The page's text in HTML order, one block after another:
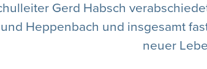
Gerd Habsch
Heppenbach und insgesamt
neuer